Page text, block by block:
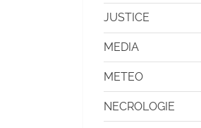
JUSTICE
MEDIA
METEO
NECROLOGIE